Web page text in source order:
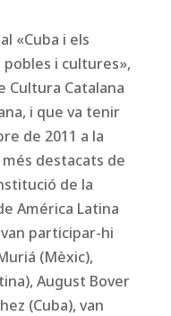
«Cuba i els
pobles i cultures»,
Cultura Catalana
i que va tenir
de 2011 a la
destacats de
de la
América Latina
van participar-hi
(Mèxic),
August Bover
(Cuba), van